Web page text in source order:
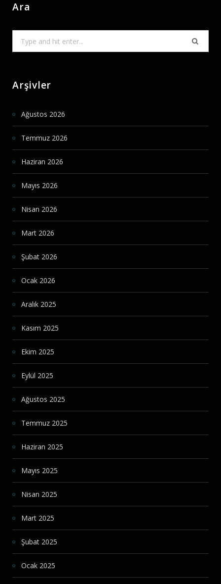
Ara
Arşivler
Ağustos 2026
Temmuz 2026
Haziran 2026
Mayıs 2026
Nisan 2026
Mart 2026
Şubat 2026
Ocak 2026
Aralık 2025
Kasım 2025
Ekim 2025
Eylül 2025
Ağustos 2025
Temmuz 2025
Haziran 2025
Mayıs 2025
Nisan 2025
Mart 2025
Şubat 2025
Ocak 2025